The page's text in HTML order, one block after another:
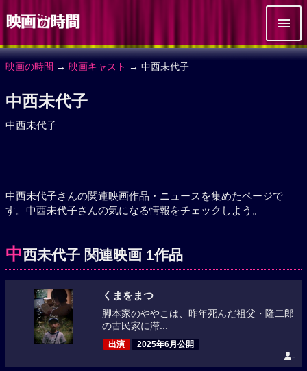
映画の時間 → 映画キャスト → 中西未代子
中西未代子
中西未代子
中西未代子さんの関連映画作品・ニュースを集めたページで
す。中西未代子さんの気になる情報をチェックしよう。
中西未代子 関連映画 1作品
くまをまつ
脚本家のややこは、昨年死んだ祖父・隆二郎
の古民家に滞...
出演 2025年6月公開
-